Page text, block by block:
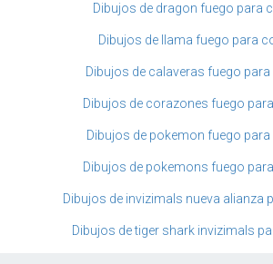
Dibujos de dragon fuego para
Dibujos de llama fuego para
Dibujos de calaveras fuego
Dibujos de corazones fuego
Dibujos de pokemon fuego
Dibujos de pokemons fuego
Dibujos de invizimals nueva alianza
Dibujos de tiger shark invizimals